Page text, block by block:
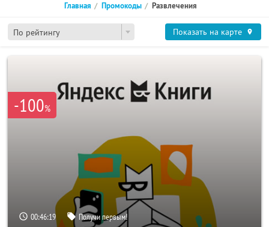
По рейтингу
Главная Промокоды Развлечения
Показать на карте
-100%
00:46:18 Получи первым!